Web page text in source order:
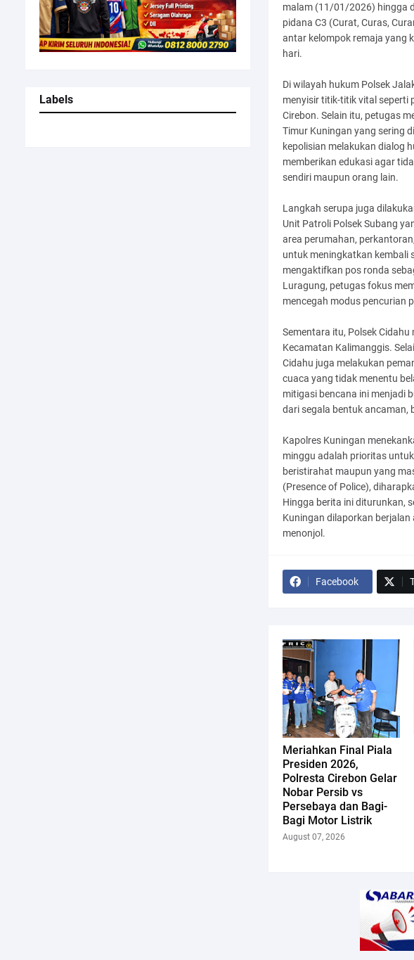
Labels
malam (11/01/2026) hingga
pidana C3 (Curat, Curas,
antar kelompok remaja yang
hari.
Di wilayah hukum Polsek
menyisir titik-titik vital seperti
Cirebon. Selain itu, petugas
Timur Kuningan yang sering
kepolisian melakukan dialog
memberikan edukasi agar
sendiri maupun orang lain.
Langkah serupa juga
Unit Patroli Polsek Subang
area perumahan,
untuk meningkatkan kembali
mengaktifkan pos ronda
Luragung, petugas fokus
mencegah modus pencurian
Sementara itu, Polsek
Kecamatan Kalimanggis.
Cidahu juga melakukan
cuaca yang tidak menentu
mitigasi bencana ini menjadi
dari segala bentuk
Kapolres Kuningan
minggu adalah prioritas
beristirahat maupun yang
(Presence of Police),
Hingga berita ini diturunkan,
Kuningan dilaporkan
menonjol.
Facebook
Meriahkan Final Piala
Presiden 2026,
Polresta Cirebon Gelar
Nobar Persib vs
Persebaya dan Bagi-
Bagi Motor Listrik
August 07, 2026